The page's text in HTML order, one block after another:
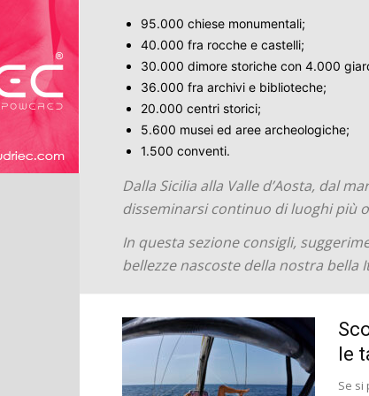
95.000 chiese monumentali;
40.000 fra rocche e castelli;
30.000 dimore storiche con 4.000
36.000 fra archivi e biblioteche;
20.000 centri storici;
5.600 musei ed aree archeologiche;
1.500 conventi.
Dalla Sicilia alla Valle d’Aosta, dal
disseminarsi continuo di luoghi più
In questa sezione consigli,
bellezze nascoste della nostra bella
le
Se si